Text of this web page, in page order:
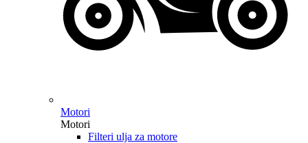
Motori
Motori
Filteri ulja za motore